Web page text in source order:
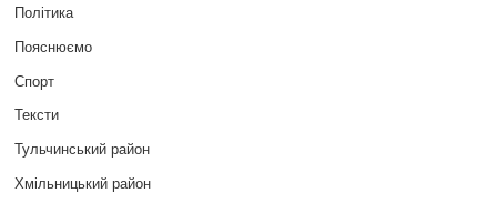
Політика
Пояснюємо
Спорт
Тексти
Тульчинський район
Хмільницький район